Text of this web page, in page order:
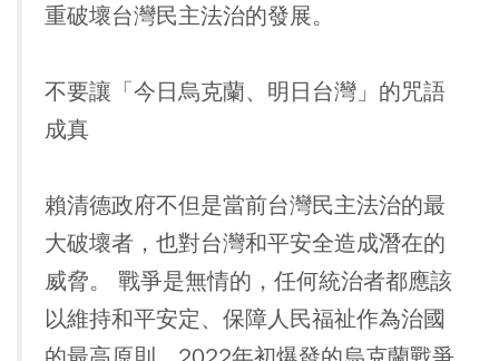
重破壞台灣民主法治的發展。
不要讓「今日烏克蘭、明日台灣」的咒語
成真
賴清德政府不但是當前台灣民主法治的最
大破壞者，也對台灣和平安全造成潛在的
威脅。 戰爭是無情的，任何統治者都應該
以維持和平安定、保障人民福祉作為治國